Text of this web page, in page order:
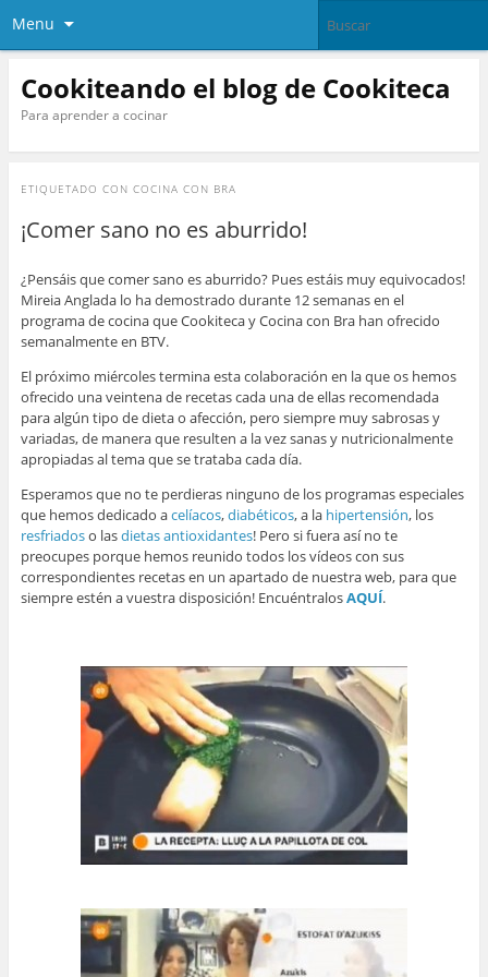
Menu
Cookiteando el blog de Cookiteca
Para aprender a cocinar
ETIQUETADO CON COCINA CON BRA
¡Comer sano no es aburrido!
¿Pensáis que comer sano es aburrido? Pues estáis muy equivocados!
Mireia Anglada lo ha demostrado durante 12 semanas en el
programa de cocina que Cookiteca y Cocina con Bra han ofrecido
semanalmente en BTV.
El próximo miércoles termina esta colaboración en la que os hemos
ofrecido una veintena de recetas cada una de ellas recomendada
para algún tipo de dieta o afección, pero siempre muy sabrosas y
variadas, de manera que resulten a la vez sanas y nutricionalmente
apropiadas al tema que se trataba cada día.
Esperamos que no te perdieras ninguno de los programas especiales
que hemos dedicado acelíacos,diabéticos, a la hipertensión, los
resfriadoso lasdietas antioxidantes! Pero si fuera así no te
preocupes porque hemos reunido todos los vídeos con sus
correspondientes recetas en un apartado de nuestra web, para que
siempre estén a vuestra disposición! EncuéntralosAQUÍ.